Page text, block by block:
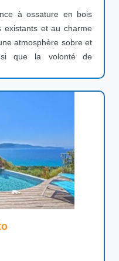
à ossature en bois
existants et au charme
atmosphère sobre et
que la volonté de